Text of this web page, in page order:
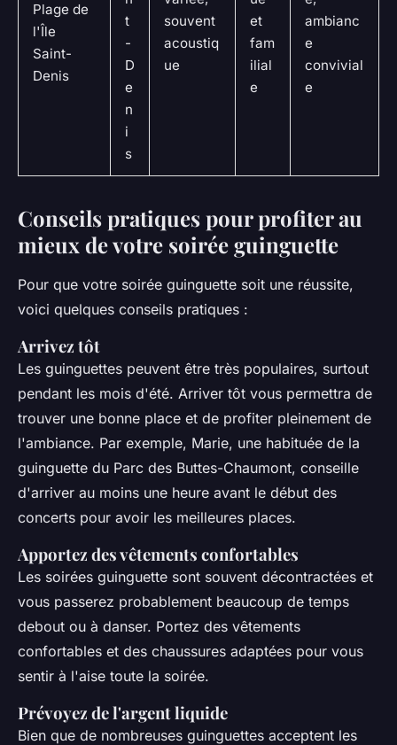
Plage de
l'Île
Saint-
Denis
t
-
D
e
n
i
s
souvent
acoustiq
ue
et
fam
ilial
e
ambianc
e
convivial
e
Conseils pratiques pour profiter au
mieux de votre soirée guinguette
Pour que votre soirée guinguette soit une réussite,
voici quelques conseils pratiques :
Arrivez tôt
Les guinguettes peuvent être très populaires, surtout
pendant les mois d'été. Arriver tôt vous permettra de
trouver une bonne place et de profiter pleinement de
l'ambiance. Par exemple, Marie, une habituée de la
guinguette du Parc des Buttes-Chaumont, conseille
d'arriver au moins une heure avant le début des
concerts pour avoir les meilleures places.
Apportez des vêtements confortables
Les soirées guinguette sont souvent décontractées et
vous passerez probablement beaucoup de temps
debout ou à danser. Portez des vêtements
confortables et des chaussures adaptées pour vous
sentir à l'aise toute la soirée.
Prévoyez de l'argent liquide
Bien que de nombreuses guinguettes acceptent les